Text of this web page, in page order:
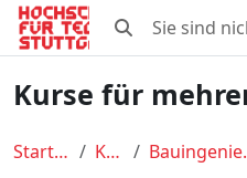
Zum Hauptinhalt
Sucheingabe
Sie sind
Kurse für
Startseite Kurse